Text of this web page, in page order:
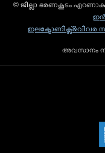
© ജില്ലാ ഭരണകൂടം
ഇലക്ട്രോണിക്സ്&വിവര
അവസാനം